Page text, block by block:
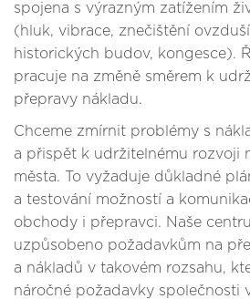
spojena s výrazným zatížením
(hluk, vibrace, znečištění
historických budov, kongesce).
pracuje na změně směrem k
přepravy nákladu.
Chceme zmírnit problémy s
a přispět k udržitelnému rozvoji
města. To vyžaduje důkladné
a testování možností a
obchody i přepravci. Naše
uzpůsobeno požadavkům na
a nákladů v takovém rozsahu,
náročné požadavky společnosti